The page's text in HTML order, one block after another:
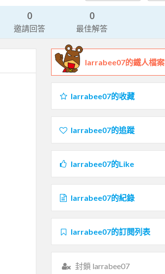
0
邀請回答
0
最佳解答
larrabee07的鐵人檔案
larrabee07的收藏
larrabee07的追蹤
larrabee07的Like
larrabee07的紀錄
larrabee07的訂閱列表
封鎖 larrabee07